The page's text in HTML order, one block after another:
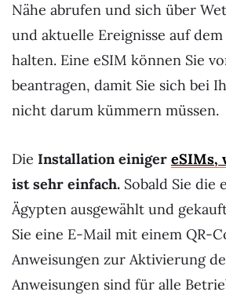
Nähe abrufen und sich über
und aktuelle Ereignisse auf
halten. Eine eSIM können Sie
beantragen, damit Sie sich bei
nicht darum kümmern müssen.
Die Installation einiger eSIMs,
ist sehr einfach. Sobald Sie die
Ägypten ausgewählt und
Sie eine E-Mail mit einem QR-
Anweisungen zur Aktivierung
Anweisungen sind für alle